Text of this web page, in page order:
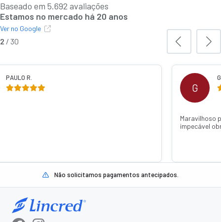
Baseado em 5.692 avaliações
Estamos no mercado há 20 anos
Ver no Google
C. MURILO
Recomendo de
o dinheiro já
3 / 30
Não solicitamos pagamentos antecipados.